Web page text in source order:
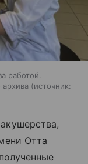
работой.
источник:
Отта